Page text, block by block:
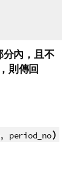
內，且不
則傳回
period_no)